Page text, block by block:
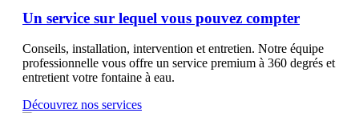
Un service sur lequel vous pouvez compter
Conseils, installation, intervention et entretien. Notre équipe
professionnelle vous offre un service premium à 360 degrés et
entretient votre fontaine à eau.
Découvrez nos services